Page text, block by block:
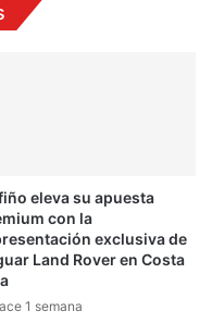
eleva su apuesta
con la
exclusiva de
Land Rover en Costa
1 semana